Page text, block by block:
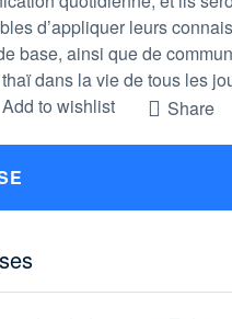
d’appliquer leurs
base, ainsi que de
dans la vie de tous les
Add to wishlist
Share